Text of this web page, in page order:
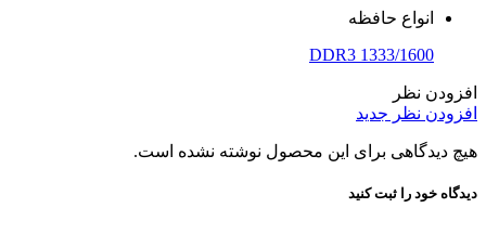
انواع حافظه
DDR3 1333/1600
افزودن نظر
افزودن نظر جدید
هیچ دیدگاهی برای این محصول نوشته نشده است.
دیدگاه خود را ثبت کنید